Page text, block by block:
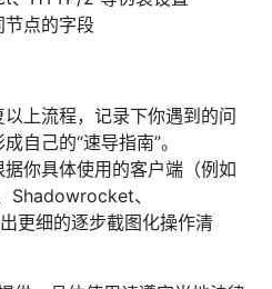
节点的字段
上流程，记录下你遇到的问
自己的“速导指南”。
你具体使用的客户端（例如
Shadowrocket、
更细的逐步截图化操作清